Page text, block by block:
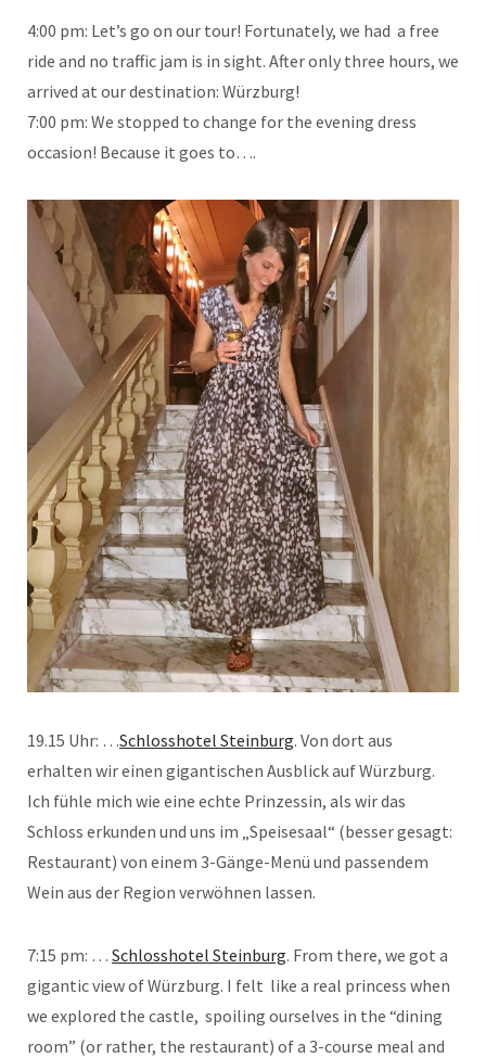
4:00 pm: Let’s go on our tour! Fortunately, we had a free
ride and no traffic jam is in sight. After only three hours, we
arrived at our destination: Würzburg!
7:00 pm: We stopped to change for the evening dress
occasion! Because it goes to….
19.15 Uhr: …Schlosshotel Steinburg. Von dort aus
erhalten wir einen gigantischen Ausblick auf Würzburg.
Ich fühle mich wie eine echte Prinzessin, als wir das
Schloss erkunden und uns im „Speisesaal“ (besser gesagt:
Restaurant) von einem 3-Gänge-Menü und passendem
Wein aus der Region verwöhnen lassen.
7:15 pm: … Schlosshotel Steinburg. From there, we got a
gigantic view of Würzburg. I felt like a real princess when
we explored the castle, spoiling ourselves in the “dining
room” (or rather, the restaurant) of a 3-course meal and